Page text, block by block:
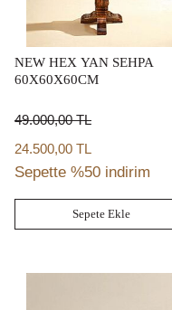
NEW HEX YAN SEHPA
60X60X60CM
49.000,00TL
24.500,00 TL
Sepette %50 indirim
Sepete Ekle